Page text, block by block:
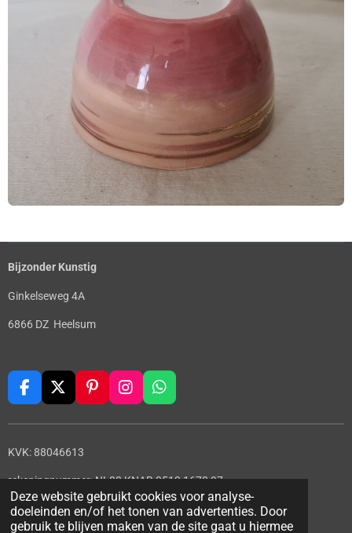
Deze website gebruikt cookies voor analyse-
doeleinden en/of het tonen van advertenties. Door
gebruik te blijven maken van de site gaat u hiermee
Bijzonder Kunstig
Ginkelseweg 4A
6866 DZ Heelsum
F
a
c
b
o
k
X
P
i
n
e
s
t
I
n
s
r
a
m
W
h
a
p
p
KVK: 88046613
rekeningnummer: NL88 KNAB 0513 1678 97
© 2022 - 2026 Bijzonder Kunstig
Powered byJouwWeb